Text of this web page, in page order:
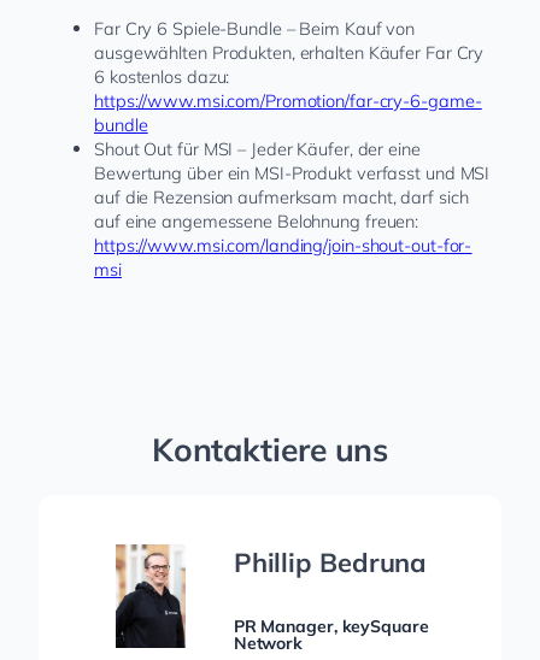
Far Cry 6 Spiele-Bundle – Beim Kauf von
ausgewählten Produkten, erhalten Käufer Far Cry
6 kostenlos dazu:
https://www.msi.com/Promotion/far-cry-6-game-
bundle
Shout Out für MSI – Jeder Käufer, der eine
Bewertung über ein MSI-Produkt verfasst und MSI
auf die Rezension aufmerksam macht, darf sich
auf eine angemessene Belohnung freuen:
https://www.msi.com/landing/join-shout-out-for-
msi
Kontaktiere uns
Phillip Bedruna
PR Manager, keySquare
Network